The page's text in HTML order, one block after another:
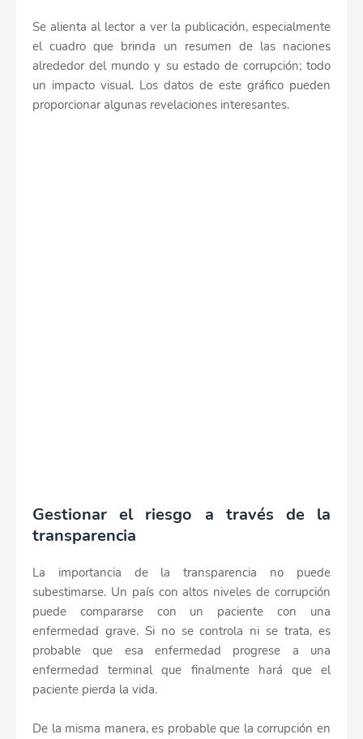
Se alienta al lector a ver la publicación, especialmente
el cuadro que brinda un resumen de las naciones
alrededor del mundo y su estado de corrupción; todo
un impacto visual. Los datos de este gráfico pueden
proporcionar algunas revelaciones interesantes.
Gestionar el riesgo a través de la
transparencia
La importancia de la transparencia no puede
subestimarse. Un país con altos niveles de corrupción
puede compararse con un paciente con una
enfermedad grave. Si no se controla ni se trata, es
probable que esa enfermedad progrese a una
enfermedad terminal que finalmente hará que el
paciente pierda la vida.
De la misma manera, es probable que la corrupción en